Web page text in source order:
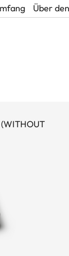
Über
(WITHOUT